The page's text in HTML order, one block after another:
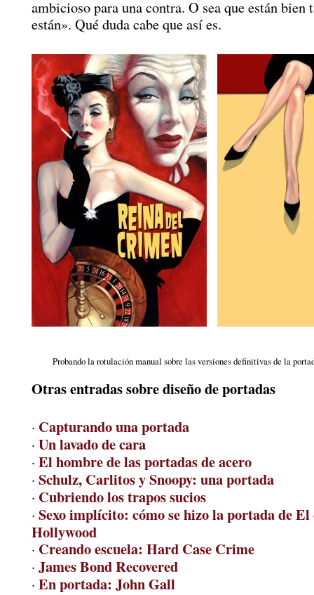
ambicioso para una contra. O sea que están bien
están». Qué duda cabe que así es.
Probando la rotulación manual sobre las versiones definitivas de la
Otras entradas sobre diseño de portadas
· Capturando una portada
· Un lavado de cara
· El hombre de las portadas de acero
· Schulz, Carlitos y Snoopy: una portada
· Cubriendo los trapos sucios
· Sexo implícito: cómo se hizo la portada de
Hollywood
· Creando escuela: Hard Case Crime
· James Bond Recovered
· En portada: John Gall